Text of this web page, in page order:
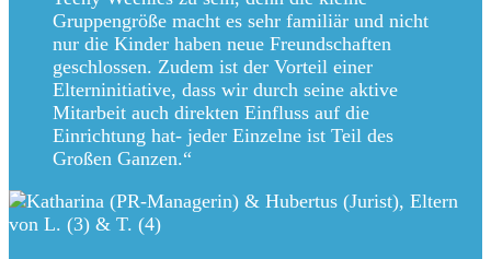
Gruppengröße macht es sehr familiär und nicht
nur die Kinder haben neue Freundschaften
geschlossen. Zudem ist der Vorteil einer
Elterninitiative, dass wir durch seine aktive
Mitarbeit auch direkten Einfluss auf die
Einrichtung hat- jeder Einzelne ist Teil des
Großen Ganzen.“